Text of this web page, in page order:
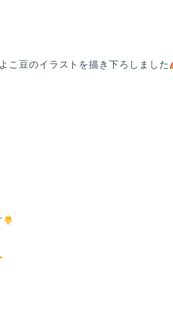
こ豆のイラストを描き下ろしました